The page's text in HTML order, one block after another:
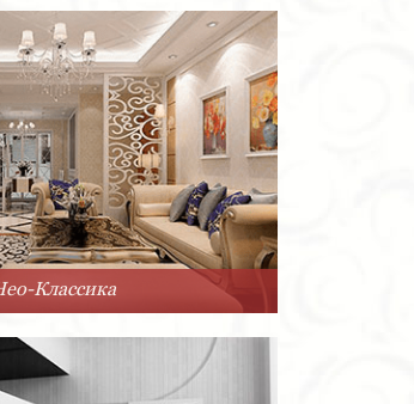
Классика